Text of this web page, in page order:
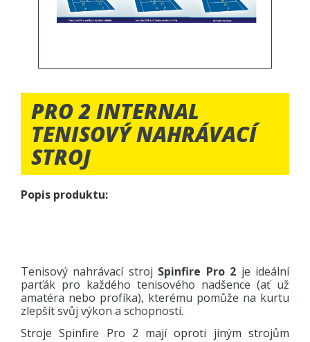
PRO 2 INTERNAL
TENISOVÝ NAHRÁVACÍ
STROJ
Popis produktu:
Tenisový nahrávací stroj Spinfire Pro 2 je ideální
parťák pro každého tenisového nadšence (ať už
amatéra nebo profíka), kterému pomůže na kurtu
zlepšít svůj výkon a schopnosti.
Stroje Spinfire Pro 2 mají oproti jiným strojům